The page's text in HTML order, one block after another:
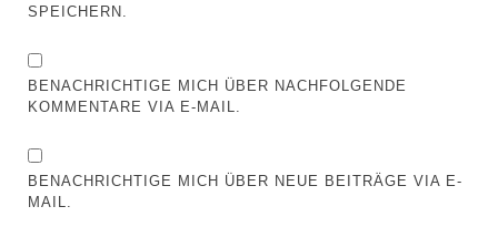
SPEICHERN.
BENACHRICHTIGE MICH ÜBER NACHFOLGENDE
KOMMENTARE VIA E-MAIL.
BENACHRICHTIGE MICH ÜBER NEUE BEITRÄGE VIA E-
MAIL.